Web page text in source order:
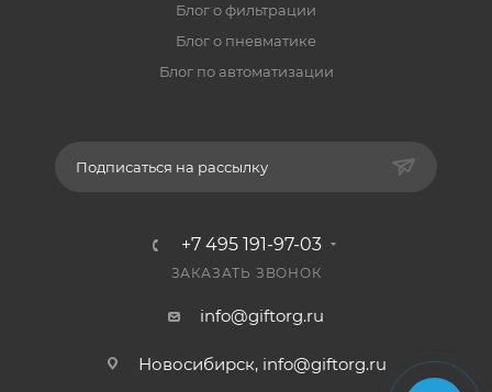
Блог о фильтрации
Блог о пневматике
Блог по автоматизации
Подписаться на рассылку
+7 495 191-97-03
ЗАКАЗАТЬ ЗВОНОК
info@giftorg.ru
Новосибирск, info@giftorg.ru